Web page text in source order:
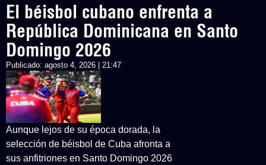
El béisbol cubano enfrenta a
República Dominicana en Santo
Domingo 2026
Publicado: agosto 4, 2026 | 21:47
Aunque lejos de su época dorada, la
selección de béisbol de Cuba afronta a
sus anfitriones en Santo Domingo 2026